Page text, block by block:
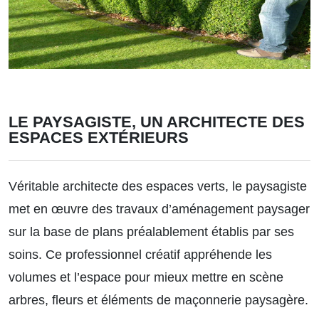
LE PAYSAGISTE, UN ARCHITECTE DES
ESPACES EXTÉRIEURS
Véritable architecte des espaces verts, le paysagiste
met en œuvre des travaux d’aménagement paysager
sur la base de plans préalablement établis par ses
soins. Ce professionnel créatif appréhende les
volumes et l’espace pour mieux mettre en scène
arbres, fleurs et éléments de maçonnerie paysagère.